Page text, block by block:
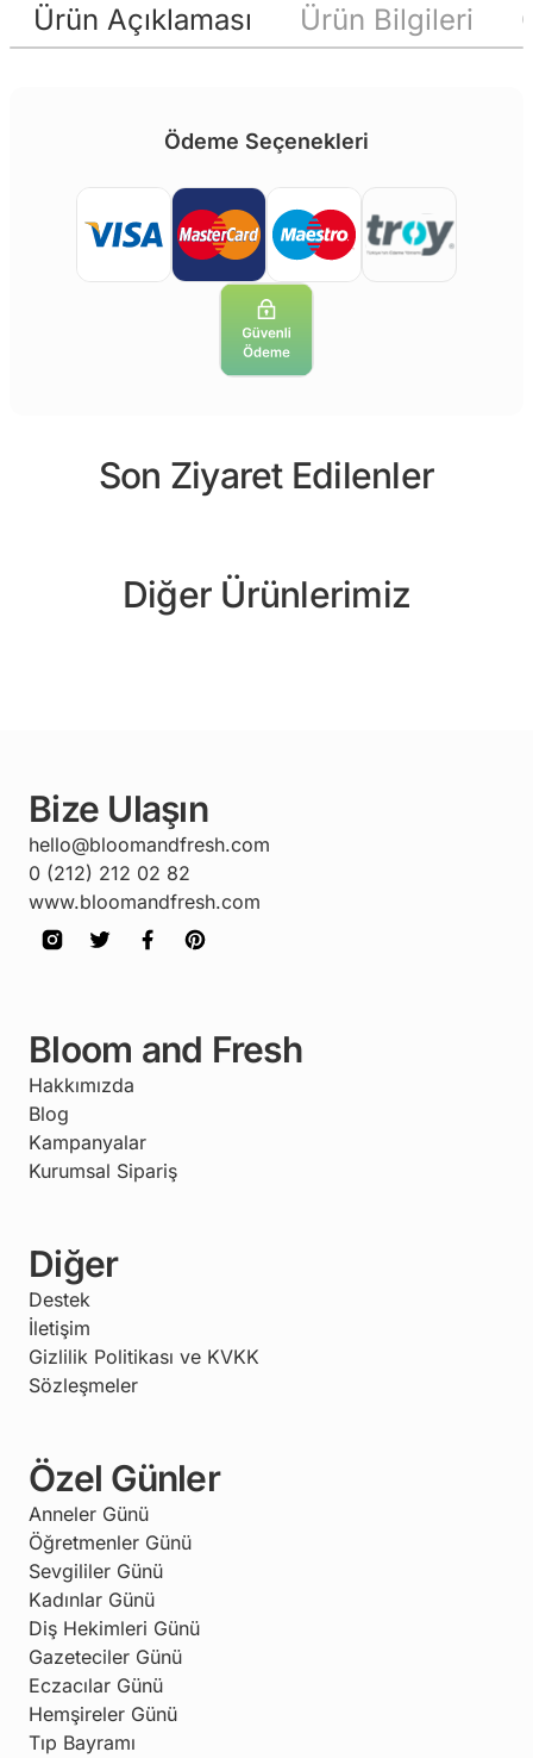
Ürün Açıklaması Ürün Bilgileri
Ödeme Seçenekleri
Son Ziyaret Edilenler
Diğer Ürünlerimiz
Bize Ulaşın
hello@bloomandfresh.com
0 (212) 212 02 82
www.bloomandfresh.com
Bloom and Fresh
Hakkımızda
Blog
Kampanyalar
Kurumsal Sipariş
Diğer
Destek
İletişim
Gizlilik Politikası ve KVKK
Sözleşmeler
Özel Günler
Anneler Günü
Öğretmenler Günü
Sevgililer Günü
Kadınlar Günü
Diş Hekimleri Günü
Gazeteciler Günü
Eczacılar Günü
Hemşireler Günü
Tıp Bayramı